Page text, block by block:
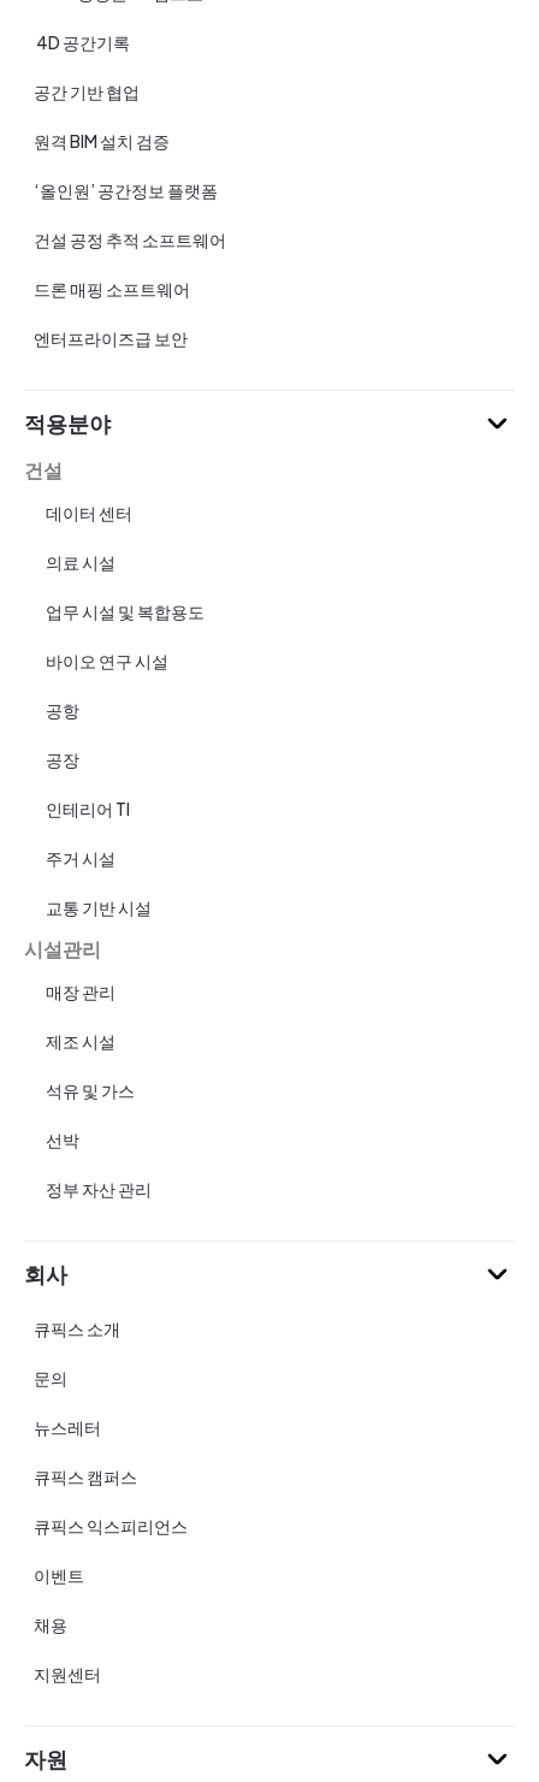
4D 공간기록
공간 기반 협업
원격 BIM 설치 검증
‘올인원’ 공간정보 플랫폼
건설 공정 추적 소프트웨어
드론 매핑 소프트웨어
엔터프라이즈급 보안
적용분야
건설
데이터 센터
의료 시설
업무 시설 및 복합용도
바이오 연구 시설
공항
공장
인테리어 TI
주거 시설
교통 기반 시설
시설관리
매장 관리
제조 시설
석유 및 가스
선박
정부 자산 관리
회사
큐픽스 소개
문의
뉴스레터
큐픽스 캠퍼스
큐픽스 익스피리언스
이벤트
채용
지원센터
자원